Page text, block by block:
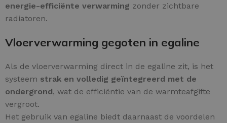
energie-efficiënte verwarming zonder zichtbare
radiatoren.
Vloerverwarming gegoten in egaline
Als de vloerverwarming direct in de egaline zit, is het
systeem strak en volledig geïntegreerd met de
ondergrond, wat de efficiëntie van de warmteafgifte
vergroot.
Het gebruik van egaline biedt daarnaast de voordelen